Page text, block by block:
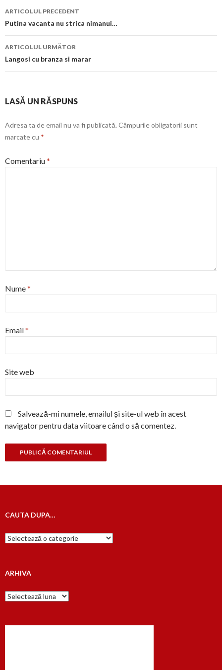
Navigare
în
articol
ARTICOLUL PRECEDENT
Putina vacanta nu strica nimanui…
ARTICOLUL URMĂTOR
Langosi cu branza si marar
LASĂ UN RĂSPUNS
Adresa ta de email nu va fi publicată. Câmpurile obligatorii sunt
marcate cu *
Comentariu*
Nume*
Email*
Site web
Salvează-mi numele, emailul și site-ul web în acest
navigator pentru data viitoare când o să comentez.
CAUTA DUPA…
Cauta
dupa…
ARHIVA
Arhiva